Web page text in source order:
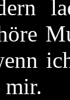
mir.